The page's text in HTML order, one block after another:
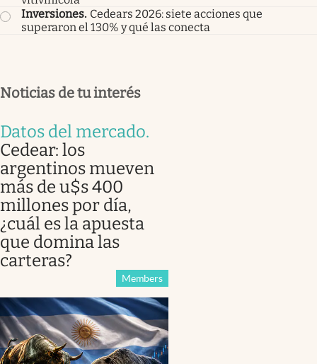
Inversiones. Cedears 2026: siete acciones que
superaron el 130% y qué las conecta
Noticias de tu interés
Datos del mercado.
Cedear: los
argentinos mueven
más de u$s 400
millones por día,
¿cuál es la apuesta
que domina las
carteras?
Members